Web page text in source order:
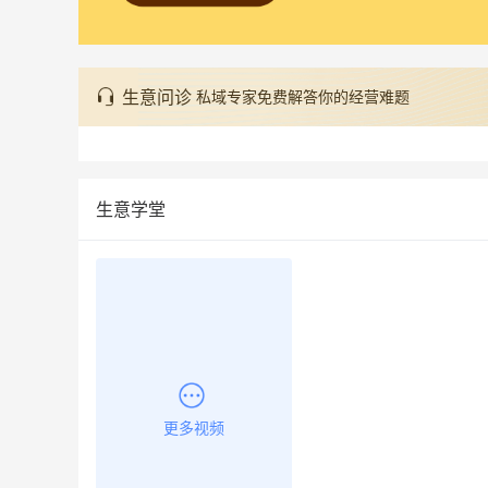
生意问诊 私域专家免费解答你的经营难题
生意学堂
更多视频